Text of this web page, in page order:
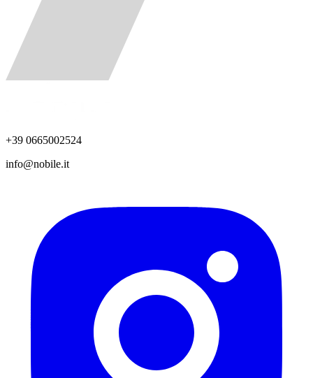
+39 0665002524
info@nobile.it